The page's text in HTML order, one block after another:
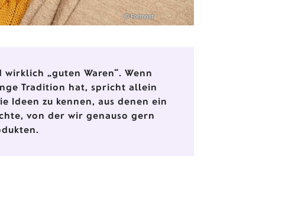
© Formost
„guten Waren“. Wenn
Tradition hat, spricht allein
Ideen zu kennen, aus denen ein
von der wir genauso gern